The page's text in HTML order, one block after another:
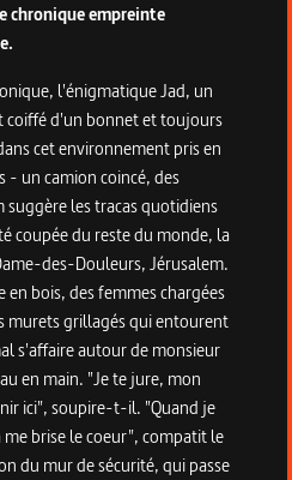
chronique empreinte
l'énigmatique Jad, un
d'un bonnet et toujours
cet environnement pris en
- un camion coincé, des
les tracas quotidiens
coupée du reste du monde, la
des-Douleurs, Jérusalem.
bois, des femmes chargées
murets grillagés qui entourent
s'affaire autour de monsieur
en main. "Je te jure, mon
ici", soupire-t-il. "Quand je
brise le coeur", compatit le
du mur de sécurité, qui passe